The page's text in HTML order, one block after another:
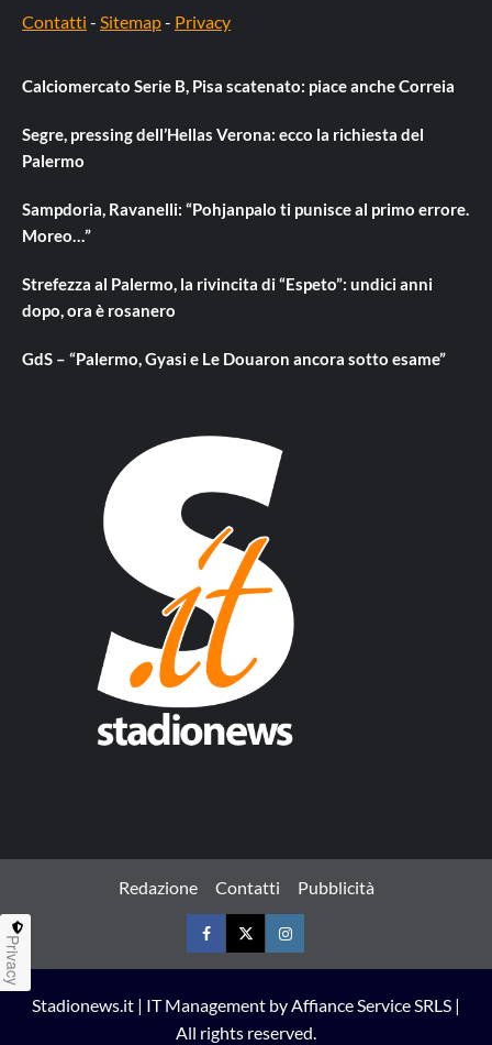
Contatti - Sitemap- Privacy
Calciomercato Serie B, Pisa scatenato: piace anche Correia
Segre, pressing dell’Hellas Verona: ecco la richiesta del
Palermo
Sampdoria, Ravanelli: “Pohjanpalo ti punisce al primo errore.
Moreo…”
Strefezza al Palermo, la rivincita di “Espeto”: undici anni
dopo, ora è rosanero
GdS – “Palermo, Gyasi e Le Douaron ancora sotto esame”
Redazione Contatti Pubblicità
FacebookTwitterInstagram
Stadionews.it | IT Management by Affiance Service SRLS |
All rights reserved.
Privacy